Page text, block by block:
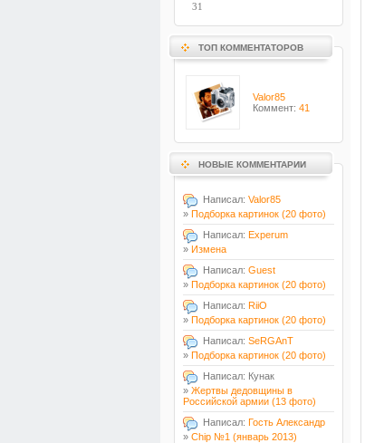
31
ТОП КОММЕНТАТОРОВ
Valor85
Коммент: 41
НОВЫЕ КОММЕНТАРИИ
Написал: Valor85
» Подборка картинок (20 фото)
Написал: Experum
» Измена
Написал: Guest
» Подборка картинок (20 фото)
Написал: RiiO
» Подборка картинок (20 фото)
Написал: SeRGAnT
» Подборка картинок (20 фото)
Написал: Кунак
» Жертвы дедовщины в
Российской армии (13 фото)
Написал: Гость Александр
» Chip №1 (январь 2013)